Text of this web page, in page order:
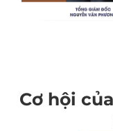
Cơ hội